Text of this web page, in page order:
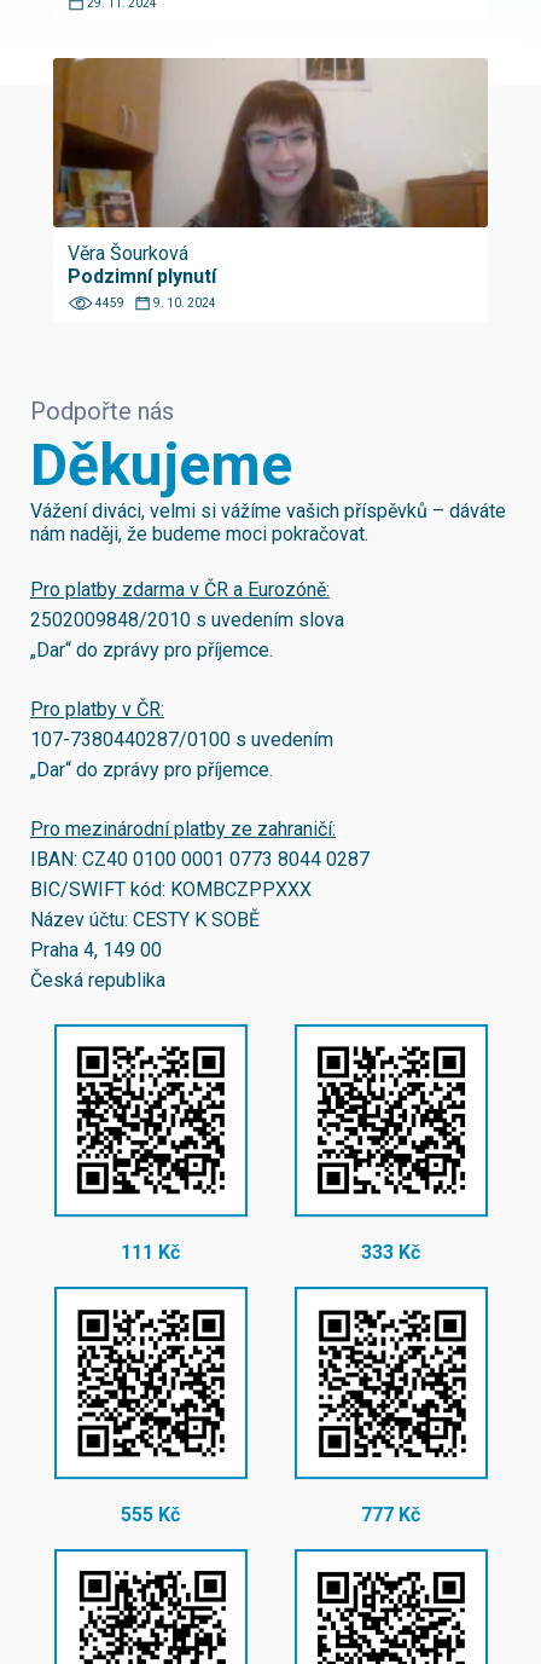
29. 11. 2024
Věra Šourková
Podzimní plynutí
4459 9. 10. 2024
Podpořte nás
Děkujeme
Vážení diváci, velmi si vážíme vašich příspěvků – dáváte
nám naději, že budeme moci pokračovat.
Pro platby zdarma v ČR a Eurozóně:
2502009848/2010 s uvedením slova
„Dar“ do zprávy pro příjemce.
Pro platby v ČR:
107-7380440287/0100 s uvedením
„Dar“ do zprávy pro příjemce.
Pro mezinárodní platby ze zahraničí:
IBAN: CZ40 0100 0001 0773 8044 0287
BIC/SWIFT kód: KOMBCZPPXXX
Název účtu: CESTY K SOBĚ
Praha 4, 149 00
Česká republika
111 Kč 333 Kč
555 Kč 777 Kč